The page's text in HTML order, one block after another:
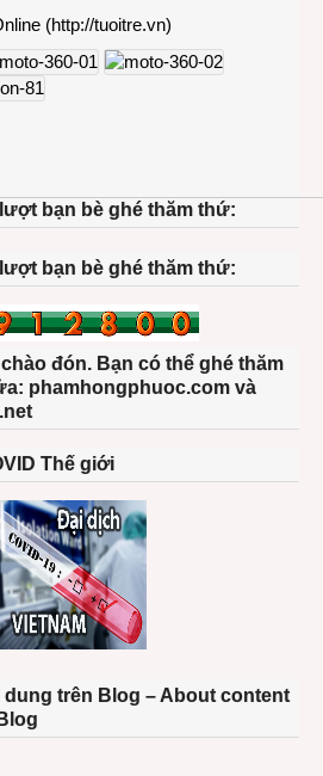
(http://tuoitre.vn)
bạn bè ghé thăm thứ:
bạn bè ghé thăm thứ:
đón. Bạn có thể ghé thăm
phamhongphuoc.com và
Thế giới
trên Blog – About content